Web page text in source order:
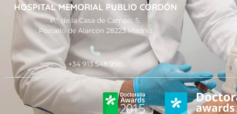
HOSPITAL MEMORIAL PUBLIO CORDÓN
P.º de la Casa de Campo, 5,
Pozuelo de Alarcón 28223 Madrid
+34 913 548 990